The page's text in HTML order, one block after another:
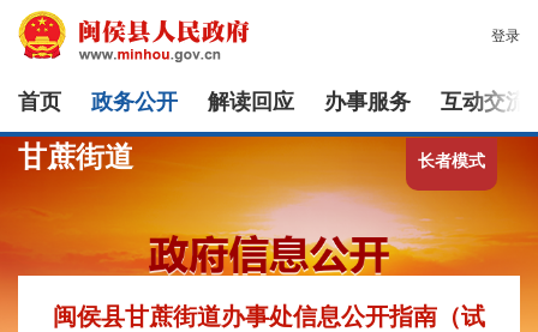
登录
首页 政务公开 解读回应 办事服务 互动交流
长者模式
甘蔗街道
闽侯县甘蔗街道办事处信息公开指南（试